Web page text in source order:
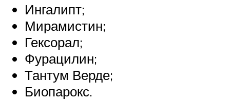
Ингалипт;
Мирамистин;
Гексорал;
Фурацилин;
Тантум Верде;
Биопарокс.